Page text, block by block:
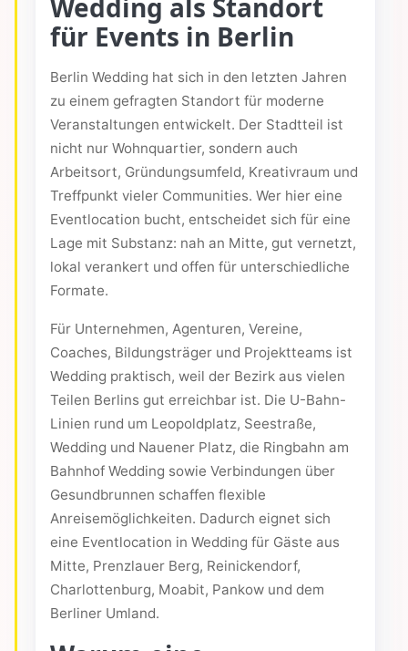
Wedding als Standort
für Events in Berlin
Berlin Wedding hat sich in den letzten Jahren
zu einem gefragten Standort für moderne
Veranstaltungen entwickelt. Der Stadtteil ist
nicht nur Wohnquartier, sondern auch
Arbeitsort, Gründungsumfeld, Kreativraum und
Treffpunkt vieler Communities. Wer hier eine
Eventlocation bucht, entscheidet sich für eine
Lage mit Substanz: nah an Mitte, gut vernetzt,
lokal verankert und offen für unterschiedliche
Formate.
Für Unternehmen, Agenturen, Vereine,
Coaches, Bildungsträger und Projektteams ist
Wedding praktisch, weil der Bezirk aus vielen
Teilen Berlins gut erreichbar ist. Die U-Bahn-
Linien rund um Leopoldplatz, Seestraße,
Wedding und Nauener Platz, die Ringbahn am
Bahnhof Wedding sowie Verbindungen über
Gesundbrunnen schaffen flexible
Anreisemöglichkeiten. Dadurch eignet sich
eine Eventlocation in Wedding für Gäste aus
Mitte, Prenzlauer Berg, Reinickendorf,
Charlottenburg, Moabit, Pankow und dem
Berliner Umland.